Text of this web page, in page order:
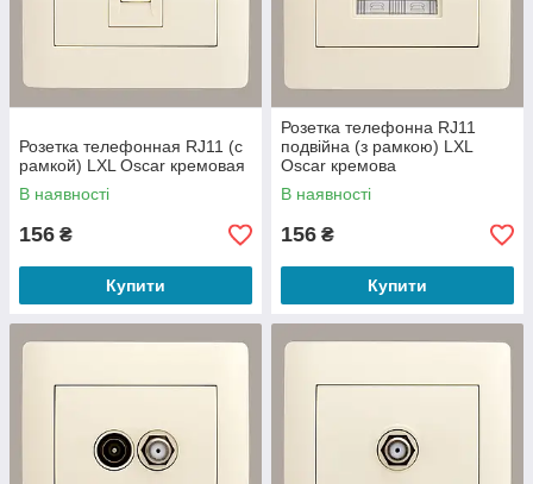
Розетка телефонная RJ11 (с
рамкой) LXL Oscar кремовая
В наявності
156 ₴
Купити
Розетка телефонна RJ11
подвійна (з рамкою) LXL
Oscar кремова
В наявності
156 ₴
Купити